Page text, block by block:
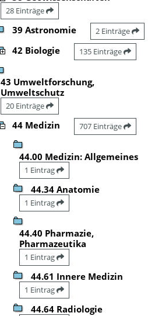
28 Einträge
39 Astronomie 2 Einträge
42 Biologie 135 Einträge
43 Umweltforschung,
Umweltschutz
20 Einträge
44 Medizin 707 Einträge
44.00 Medizin: Allgemeines
1 Eintrag
44.34 Anatomie
1 Eintrag
44.40 Pharmazie,
Pharmazeutika
1 Eintrag
44.61 Innere Medizin
1 Eintrag
44.64 Radiologie